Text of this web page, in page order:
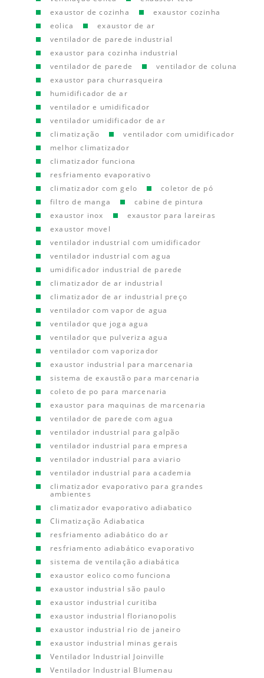
exaustor de cozinha
exaustor cozinha
eolica
exaustor de ar
ventilador de parede industrial
exaustor para cozinha industrial
ventilador de parede
ventilador de coluna
exaustor para churrasqueira
humidificador de ar
ventilador e umidificador
ventilador umidificador de ar
climatização
ventilador com umidificador
melhor climatizador
climatizador funciona
resfriamento evaporativo
climatizador com gelo
coletor de pó
filtro de manga
cabine de pintura
exaustor inox
exaustor para lareiras
exaustor movel
ventilador industrial com umidificador
ventilador industrial com agua
umidificador industrial de parede
climatizador de ar industrial
climatizador de ar industrial preço
ventilador com vapor de agua
ventilador que joga agua
ventilador que pulveriza agua
ventilador com vaporizador
exaustor industrial para marcenaria
sistema de exaustão para marcenaria
coleto de po para marcenaria
exaustor para maquinas de marcenaria
ventilador de parede com agua
ventilador industrial para galpão
ventilador industrial para empresa
ventilador industrial para aviario
ventilador industrial para academia
climatizador evaporativo para grandes
ambientes
climatizador evaporativo adiabatico
Climatização Adiabatica
resfriamento adiabático do ar
resfriamento adiabático evaporativo
sistema de ventilação adiabática
exaustor eolico como funciona
exaustor industrial são paulo
exaustor industrial curitiba
exaustor industrial florianopolis
exaustor industrial rio de janeiro
exaustor industrial minas gerais
Ventilador Industrial Joinville
Ventilador Industrial Blumenau